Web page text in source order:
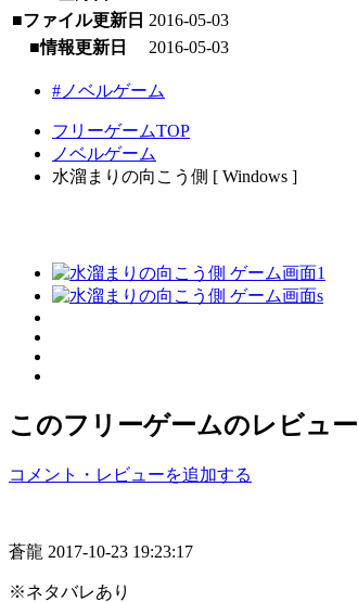
■ファイル更新日 2016-05-03
■情報更新日
2016-05-03
#ノベルゲーム
フリーゲームTOP
ノベルゲーム
水溜まりの向こう側 [ Windows ]
このフリーゲームのレビュー
コメント・レビューを追加する
蒼龍 2017-10-23 19:23:17
※ネタバレあり